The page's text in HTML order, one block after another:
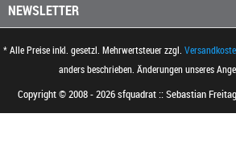
NEWSLETTER
* Alle Preise inkl. gesetzl. Mehrwertsteuer zzgl.
anders beschrieben. Änderungen unseres
Copyright © 2008 - 2026 sfquadrat :: Sebastian